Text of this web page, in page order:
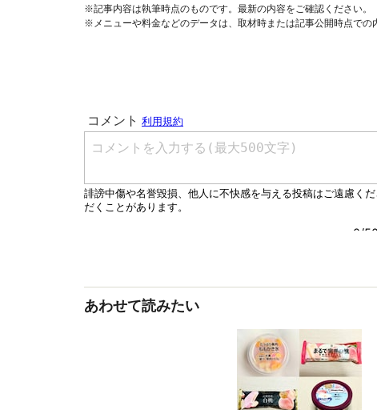
※記事内容は執筆時点のものです。最新の内容をご確認ください。
※メニューや料金などのデータは、取材時または記事公開時点での
あわせて読みたい